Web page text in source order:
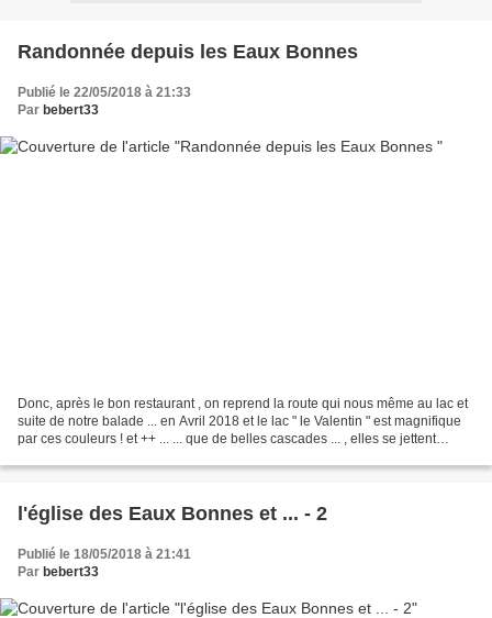
Randonnée depuis les Eaux Bonnes
Publié le 22/05/2018 à 21:33
Par bebert33
Donc, après le bon restaurant , on reprend la route qui nous même au lac et
suite de notre balade ... en Avril 2018 et le lac " le Valentin " est magnifique
par ces couleurs ! et ++ ... ... que de belles cascades ... , elles se jettent
l'église des Eaux Bonnes et ... - 2
Publié le 18/05/2018 à 21:41
Par bebert33